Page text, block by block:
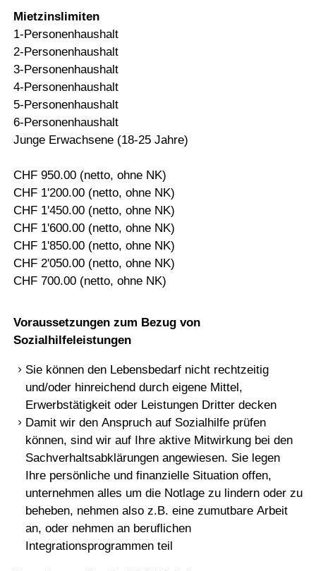
Mietzinslimiten
1-Personenhaushalt
2-Personenhaushalt
3-Personenhaushalt
4-Personenhaushalt
5-Personenhaushalt
6-Personenhaushalt
Junge Erwachsene (18-25 Jahre)
CHF 950.00 (netto, ohne NK)
CHF 1'200.00 (netto, ohne NK)
CHF 1'450.00 (netto, ohne NK)
CHF 1'600.00 (netto, ohne NK)
CHF 1'850.00 (netto, ohne NK)
CHF 2'050.00 (netto, ohne NK)
CHF 700.00 (netto, ohne NK)
Voraussetzungen zum Bezug von
Sozialhilfeleistungen
Sie können den Lebensbedarf nicht rechtzeitig
und/oder hinreichend durch eigene Mittel,
Erwerbstätigkeit oder Leistungen Dritter decken
Damit wir den Anspruch auf Sozialhilfe prüfen
können, sind wir auf Ihre aktive Mitwirkung bei den
Sachverhaltsabklärungen angewiesen. Sie legen
Ihre persönliche und finanzielle Situation offen,
unternehmen alles um die Notlage zu lindern oder zu
beheben, nehmen also z.B. eine zumutbare Arbeit
an, oder nehmen an beruflichen
Integrationsprogrammen teil